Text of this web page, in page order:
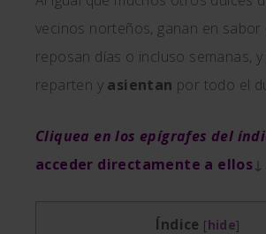
vecinos norteños, ganan en sabor
reposan días o incluso semanas,
reparten y asientan por todo el
Cliquea en los epígrafes del
acceder directamente a ellos
Índice [hide]